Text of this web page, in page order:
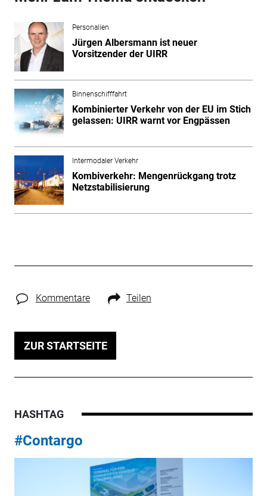
Personalien
Jürgen Albersmann ist neuer
Vorsitzender der UIRR
Binnenschifffahrt
Kombinierter Verkehr von der EU im Stich
gelassen: UIRR warnt vor Engpässen
Intermodaler Verkehr
Kombiverkehr: Mengenrückgang trotz
Netzstabilisierung
Kommentare Teilen
ZUR STARTSEITE
HASHTAG
#Contargo